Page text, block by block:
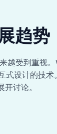
趋势
越受到重视
式设计的技
讨论。